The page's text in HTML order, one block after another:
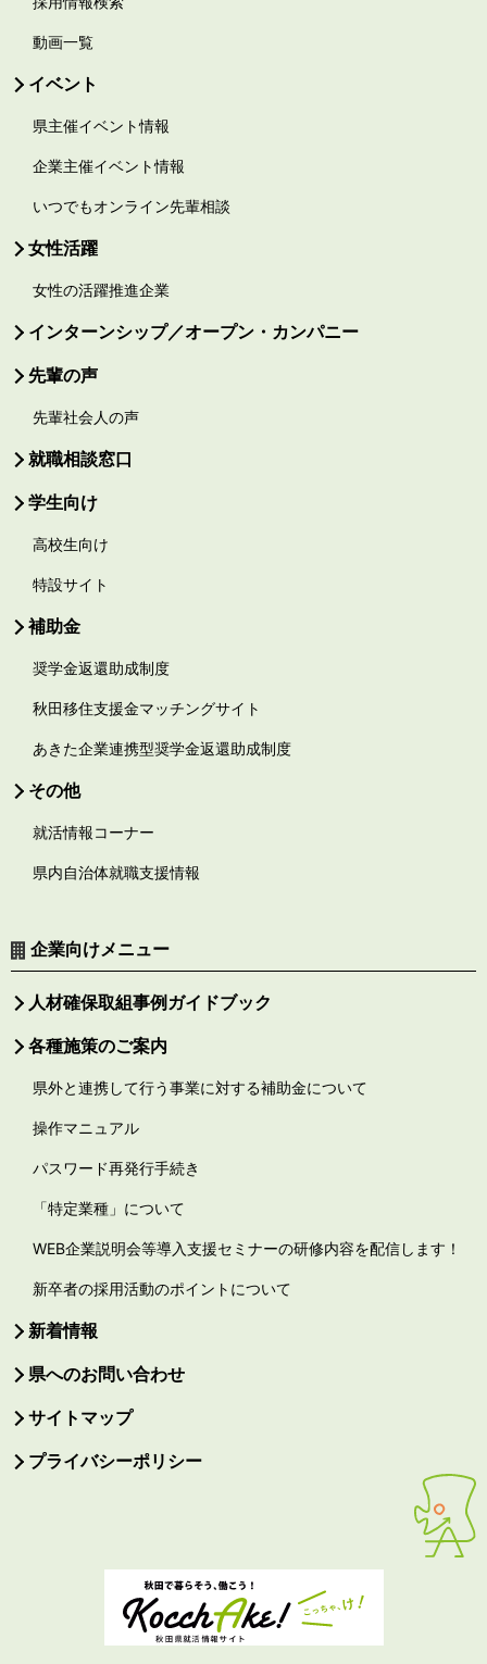
動画一覧
イベント
県主催イベント情報
企業主催イベント情報
いつでもオンライン先輩相談
女性活躍
女性の活躍推進企業
インターンシップ／オープン・カンパニー
先輩の声
先輩社会人の声
就職相談窓口
学生向け
高校生向け
特設サイト
補助金
奨学金返還助成制度
秋田移住支援金マッチングサイト
あきた企業連携型奨学金返還助成制度
その他
就活情報コーナー
県内自治体就職支援情報
企業向けメニュー
人材確保取組事例ガイドブック
各種施策のご案内
県外と連携して行う事業に対する補助金について
操作マニュアル
パスワード再発行手続き
「特定業種」について
WEB企業説明会等導入支援セミナーの研修内容を配信します！
新卒者の採用活動のポイントについて
新着情報
県へのお問い合わせ
サイトマップ
プライバシーポリシー